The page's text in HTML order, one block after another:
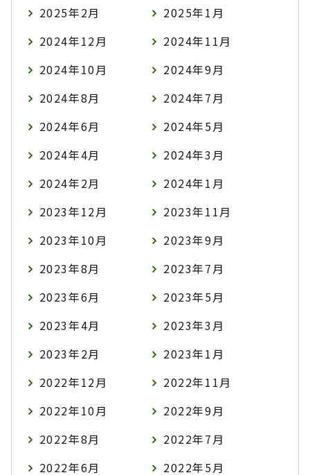
2025年2月
2025年1月
2024年12月
2024年11月
2024年10月
2024年9月
2024年8月
2024年7月
2024年6月
2024年5月
2024年4月
2024年3月
2024年2月
2024年1月
2023年12月
2023年11月
2023年10月
2023年9月
2023年8月
2023年7月
2023年6月
2023年5月
2023年4月
2023年3月
2023年2月
2023年1月
2022年12月
2022年11月
2022年10月
2022年9月
2022年8月
2022年7月
2022年6月
2022年5月